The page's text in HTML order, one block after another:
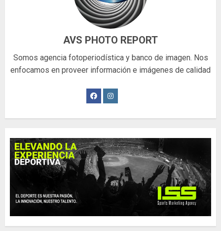
AVS PHOTO REPORT
Somos agencia fotoperiodística y banco de imagen. Nos
enfocamos en proveer información e imágenes de calidad